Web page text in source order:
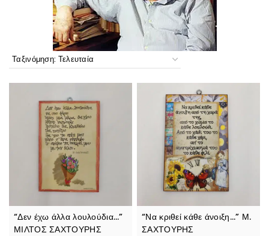
“Δεν έχω άλλα λουλούδια…”
ΜΙΛΤΟΣ ΣΑΧΤΟΥΡΗΣ
“Να κριθεί κάθε άνοιξη…” Μ.
ΣΑΧΤΟΥΡΗΣ